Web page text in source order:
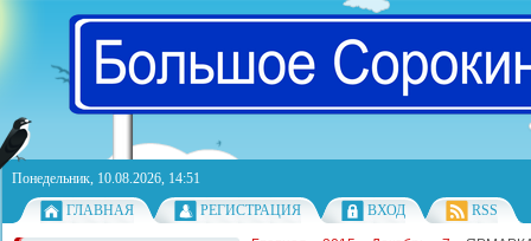
Понедельник, 10.08.2026, 14:51
ГЛАВНАЯ
РЕГИСТРАЦИЯ ВХОД RSS